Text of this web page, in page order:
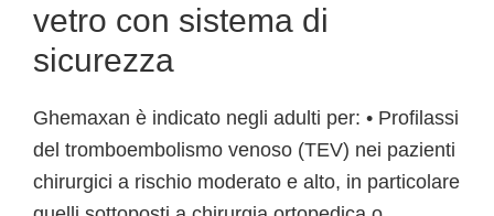
vetro con sistema di
sicurezza
Ghemaxan è indicato negli adulti per: • Profilassi
del tromboembolismo venoso (TEV) nei pazienti
chirurgici a rischio moderato e alto, in particolare